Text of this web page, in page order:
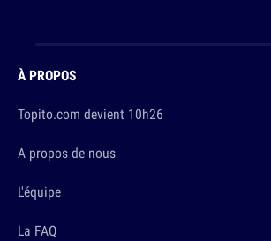
À PROPOS
Topito.com devient 10h26
A propos de nous
L'équipe
La FAQ